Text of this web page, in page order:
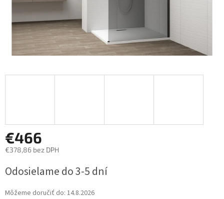
€466
€378,86 bez DPH
cena:
Odosielame do 3-5 dní
Môžeme doručiť do: 14.8.2026